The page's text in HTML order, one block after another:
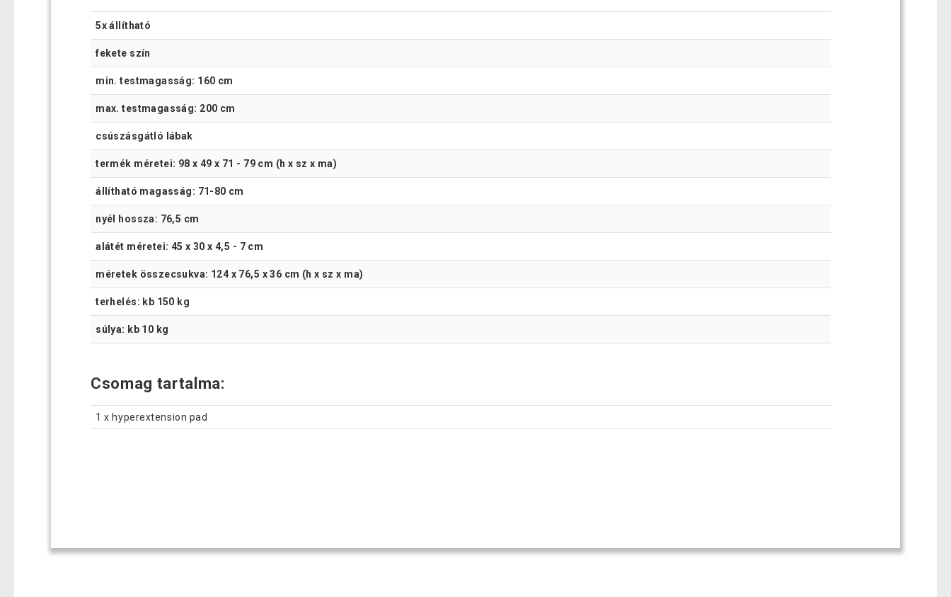
5x állítható
fekete szín
min. testmagasság: 160 cm
max. testmagasság: 200 cm
csúszásgátló lábak
termék méretei: 98 x 49 x 71 - 79 cm (h x sz x ma)
állítható magasság: 71-80 cm
nyél hossza: 76,5 cm
alátét méretei: 45 x 30 x 4,5 - 7 cm
méretek összecsukva: 124 x 76,5 x 36 cm (h x sz x ma)
terhelés: kb 150 kg
súlya: kb 10 kg
Csomag tartalma:
1 x hyperextension pad